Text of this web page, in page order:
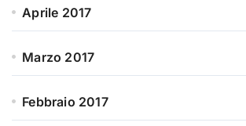
Aprile 2017
Marzo 2017
Febbraio 2017